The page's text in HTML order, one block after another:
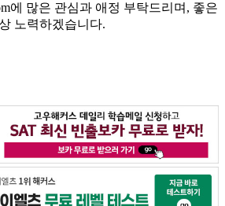
에 많은 관심과 애정 부탁드리며, 좋은
노력하겠습니다.